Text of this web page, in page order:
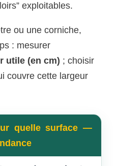
exploitables.
ou une corniche,
: mesurer
utile (en cm) ; choisir
couvre cette largeur
quelle surface —